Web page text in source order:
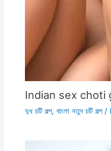
Indian sex choti
দুধ চটি গল্প, বাংলা নতুন চটি গল্প/